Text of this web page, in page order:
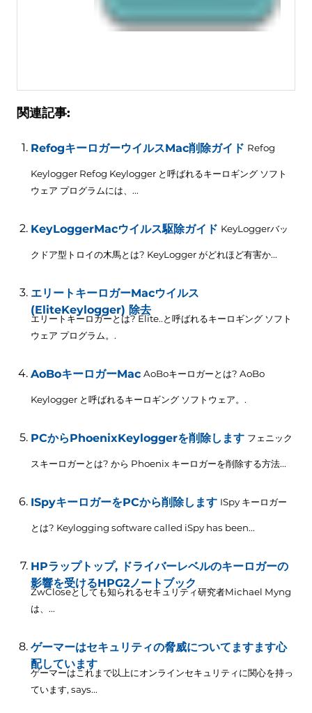
関連記事:
RefogキーロガーウイルスMac削除ガイド Refog
Keylogger Refog Keylogger と呼ばれるキーロギング ソフト
ウェア プログラムには、...
KeyLoggerMacウイルス駆除ガイド KeyLoggerバッ
クドア型トロイの木馬とは? KeyLogger がどれほど有害か...
エリートキーロガーMacウイルス
(EliteKeylogger) 除去
エリートキーロガーとは? Elite..と呼ばれるキーロギング ソフト
ウェア プログラム。.
AoBoキーロガーMac AoBoキーロガーとは? AoBo
Keylogger と呼ばれるキーロギング ソフトウェア。.
PCからPhoenixKeyloggerを削除します フェニック
スキーロガーとは? から Phoenix キーロガーを削除する方法...
ISpyキーロガーをPCから削除します ISpy キーロガー
とは? Keylogging software called iSpy has been...
HPラップトップ, ドライバーレベルのキーロガーの
影響を受けるHPG2ノートブック
ZwCloseとしても知られるセキュリティ研究者Michael Myng
は、...
ゲーマーはセキュリティの脅威についてますます心
配しています
ゲーマーはこれまで以上にオンラインセキュリティに関心を持っ
ています, says...